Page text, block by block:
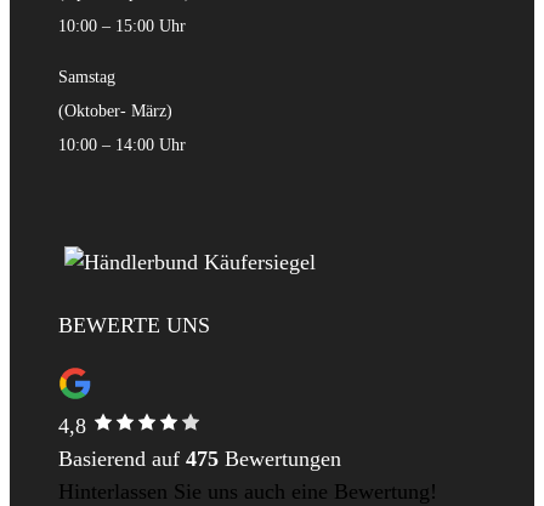
10:00 – 15:00 Uhr
Samstag
(Oktober- März)
10:00 – 14:00 Uhr
BEWERTE UNS
4,8
Basierend auf 475 Bewertungen
Hinterlassen Sie uns auch eine Bewertung!